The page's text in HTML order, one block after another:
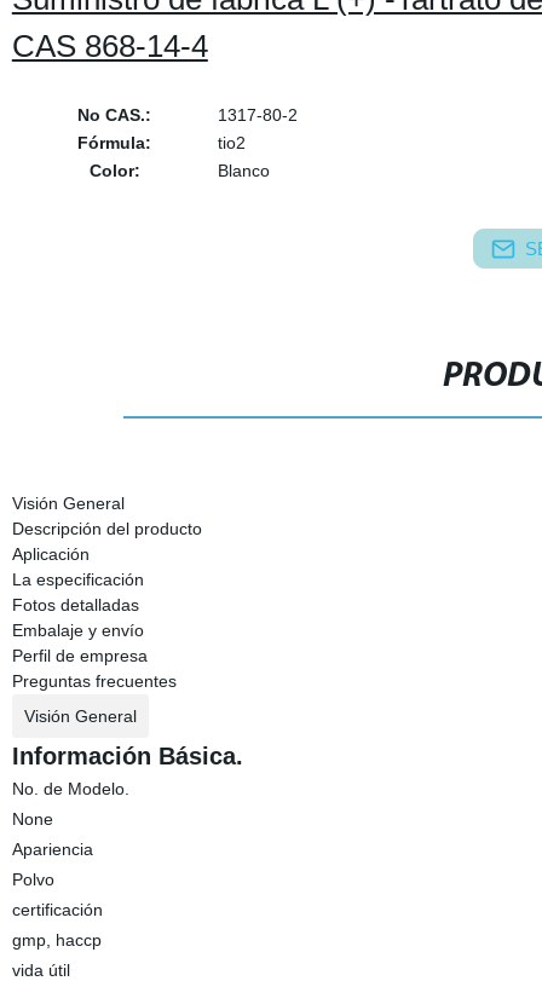
CAS 868-14-4
No CAS.:
1317-80-2
Fórmula:
tio2
Color:
Blanco
Visión General
Descripción del producto
Aplicación
La especificación
Fotos detalladas
Embalaje y envío
Perfil de empresa
Preguntas frecuentes
Visión General
Información Básica.
No. de Modelo.
None
Apariencia
Polvo
certificación
gmp, haccp
vida útil